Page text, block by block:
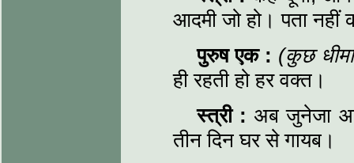
आदमी जो हो। पता नहीं
पुरुष एक : (कुछ
ही रहती हो हर वक्त।
स्त्री : अब जुनेजा आ
तीन दिन घर से गायब।